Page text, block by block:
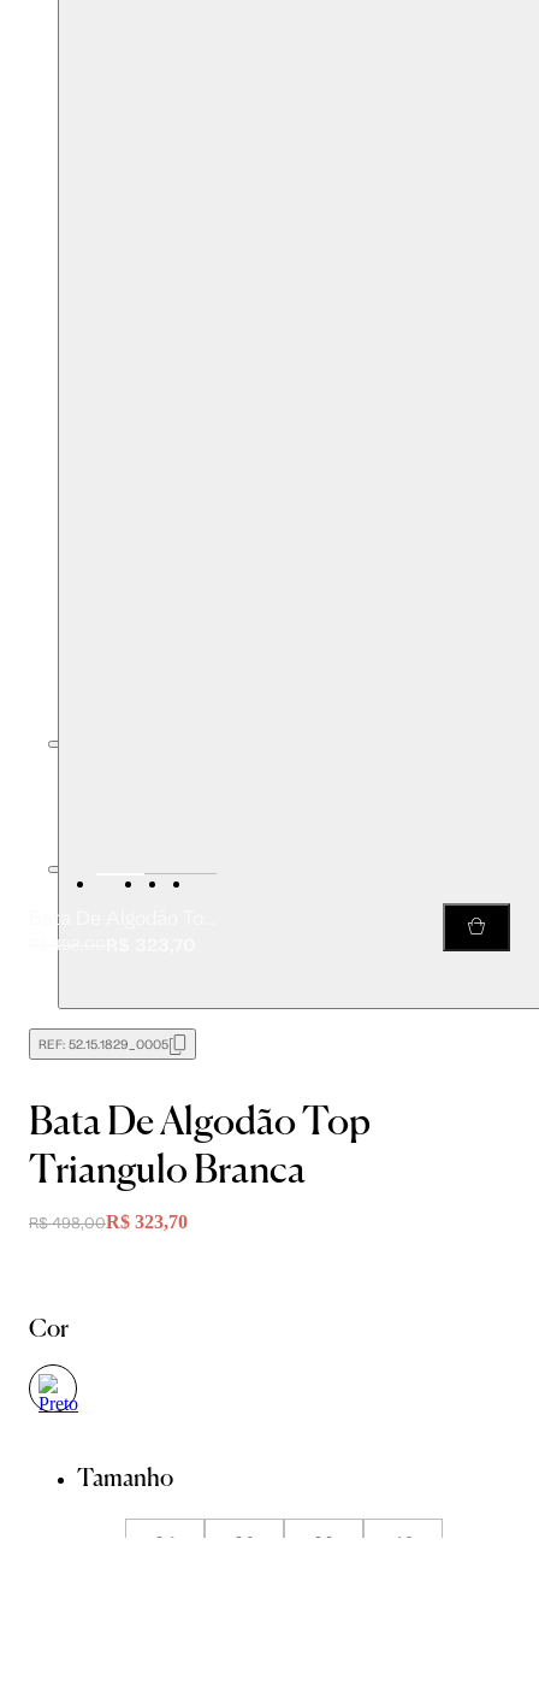
R$ 498,00
REF: 52.15.1829_0005
Bata De Algodão Top
Triangulo Branca
R$ 498,00R$ 323,70
Cor
Tamanho
34 36 38 40